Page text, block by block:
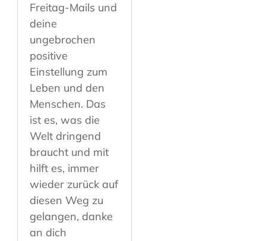
Freitag-Mails und
deine
ungebrochen
positive
Einstellung zum
Leben und den
Menschen. Das
ist es, was die
Welt dringend
braucht und mit
hilft es, immer
wieder zurück auf
diesen Weg zu
gelangen, danke
an dich